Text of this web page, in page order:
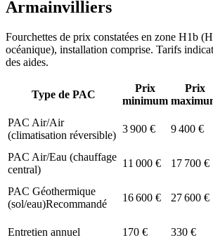
Armainvilliers
Fourchettes de prix constatées en zone H1b (
océanique), installation comprise. Tarifs
des aides.
Type de PAC
Prix
minimum
Prix
PAC Air/Air
(climatisation réversible)
3 900 € 9 400 €
PAC Air/Eau (chauffage
central)
11 000 € 17 700 €
PAC Géothermique
(sol/eau)Recommandé
16 600 € 27 600 €
Entretien annuel
170 € 330 €